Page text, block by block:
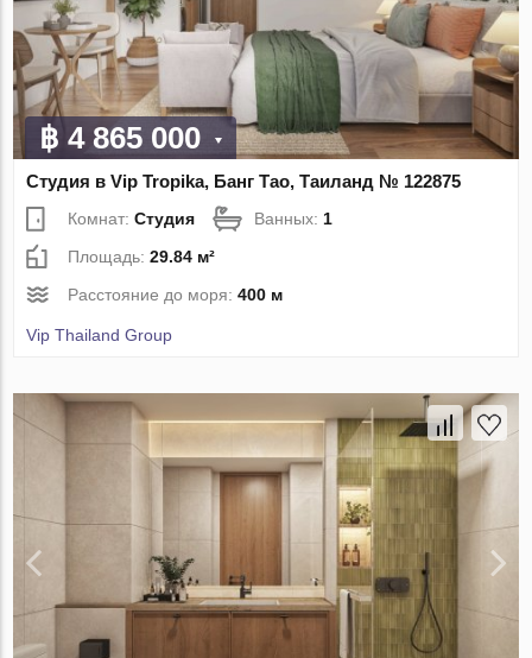
฿ 4 865 000
Студия в Vip Tropika, Банг Тао, Таиланд № 122875
Комнат:Студия Ванных:1
Площадь:29.84 м²
Расстояние до моря:400 м
Vip Thailand Group